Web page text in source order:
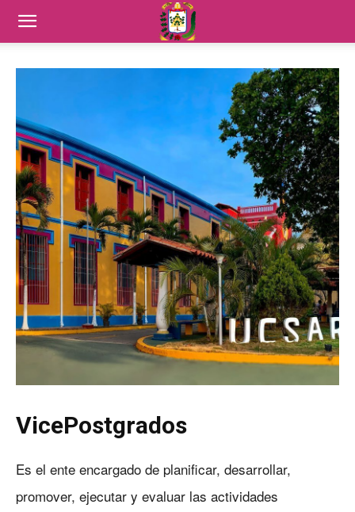
VicePostgrados
Es el ente encargado de planificar, desarrollar,
promover, ejecutar y evaluar las actividades